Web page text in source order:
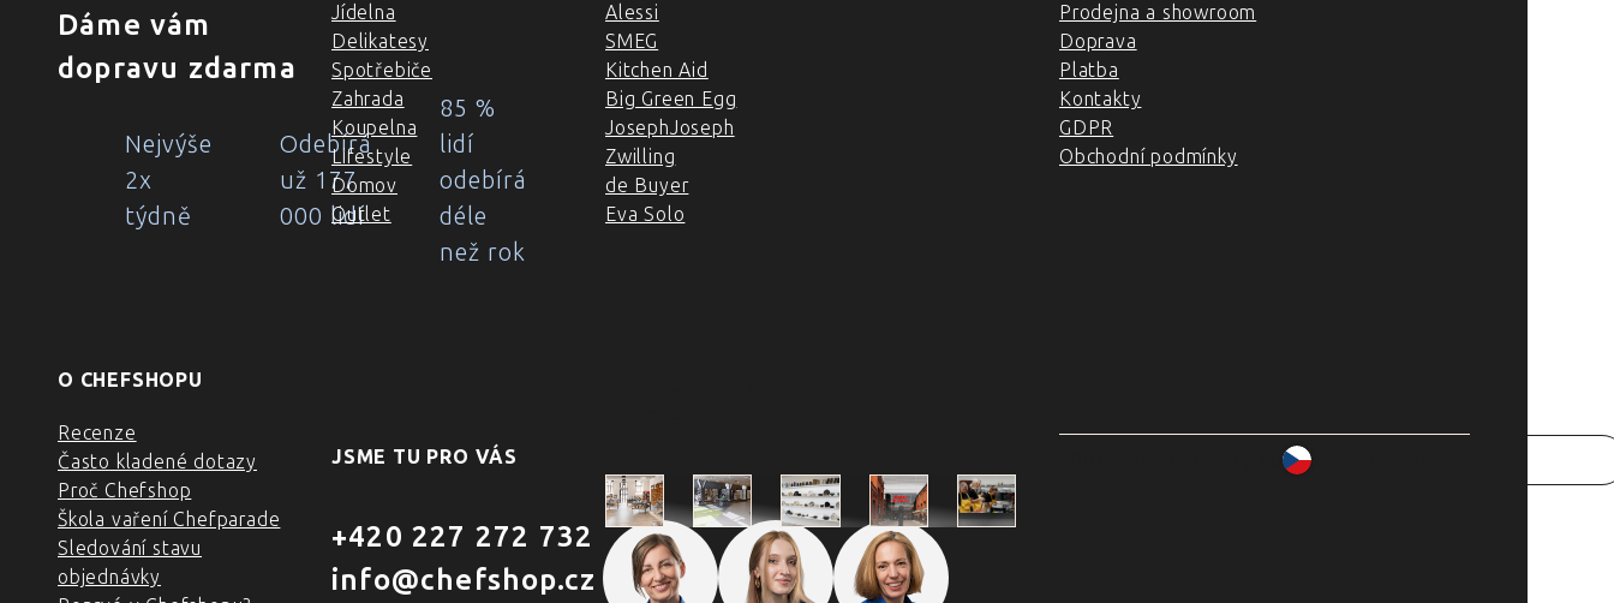
Dáme vám
dopravu zdarma
Nejvýše
2x
týdně
Odebírá
už 177
000 lidí
85 %
lidí
odebírá
déle
než rok
Jídelna
Delikatesy
Spotřebiče
Zahrada
Koupelna
Lifestyle
Domov
Outlet
Alessi
SMEG
Kitchen Aid
Big Green Egg
JosephJoseph
Zwilling
de Buyer
Eva Solo
Prodejna a showroom
Doprava
Platba
Kontakty
GDPR
Obchodní podmínky
O CHEFSHOPU
Recenze
Často kladené dotazy
Proč Chefshop
Škola vaření Chefparade
Sledování stavu
objednávky
JSME TU PRO VÁS
+420 227 272 732
info@chefshop.cz
Praha Praha
Outlet
Brno
www.chefshop.cz